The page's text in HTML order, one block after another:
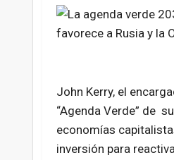
John Kerry, el
“Agenda Verde” de
economías
inversión para